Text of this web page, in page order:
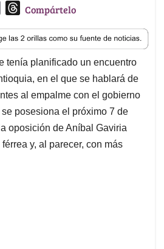
a
i
l
T
r
e
a
d
s
Compártelo
tenía planificado un encuentro
en el que se hablará de
al empalme con el gobierno
posesiona el próximo 7 de
oposición de Aníbal Gaviria
y, al parecer, con más